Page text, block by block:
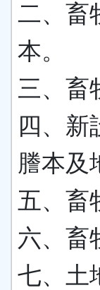
二、畜
本。
三、畜
四、新
謄本及
五、畜
六、畜
七、土